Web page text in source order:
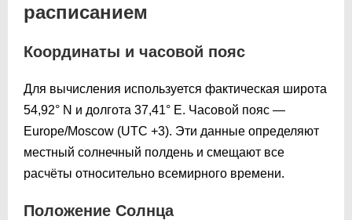
расписанием
Координаты и часовой пояс
Для вычисления используется фактическая широта
54,92° N и долгота 37,41° E. Часовой пояс —
Europe/Moscow (UTC +3). Эти данные определяют
местный солнечный полдень и смещают все
расчёты относительно всемирного времени.
Положение Солнца